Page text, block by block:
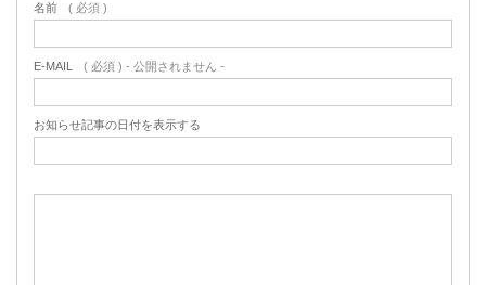
名前 ( 必須 )
E-MAIL ( 必須 ) - 公開されません -
お知らせ記事の日付を表示する